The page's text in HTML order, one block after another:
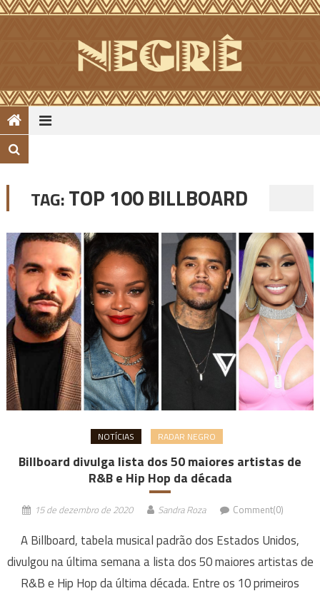
Skip
TAG:TOP 100 BILLBOARD
NOTÍCIAS RADAR NEGRO
Billboard divulga lista dos 50 maiores artistas de
R&B e Hip Hop da década
15 de dezembro de 2020 Sandra Roza Comment(0)
A Billboard, tabela musical padrão dos Estados Unidos,
divulgou na última semana a lista dos 50 maiores artistas de
R&B e Hip Hop da última década. Entre os 10 primeiros